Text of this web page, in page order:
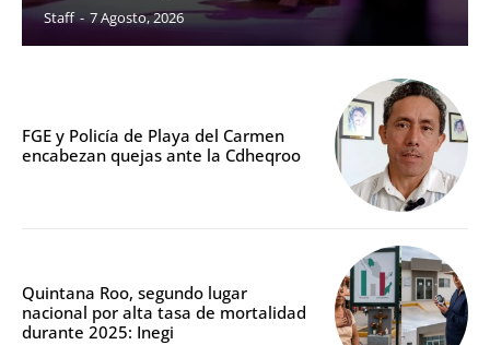
Staff - 7 Agosto, 2026
FGE y Policía de Playa del Carmen
encabezan quejas ante la Cdheqroo
Quintana Roo, segundo lugar
nacional por alta tasa de mortalidad
durante 2025: Inegi